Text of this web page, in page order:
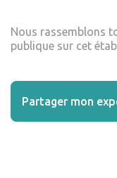
Nous rassemblons
publique sur cet
Partager mon